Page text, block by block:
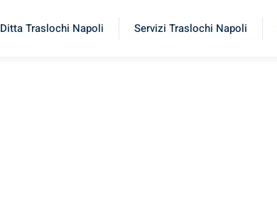
Ditta Traslochi Napoli Servizi Traslochi Napoli